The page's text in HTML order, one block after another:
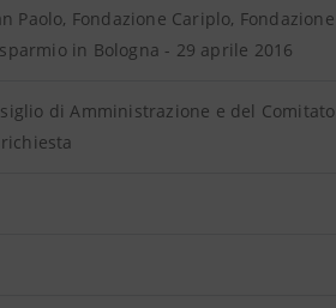
Paolo, Fondazione Cariplo, Fondazione
in Bologna - 29 aprile 2016
di Amministrazione e del Comitato